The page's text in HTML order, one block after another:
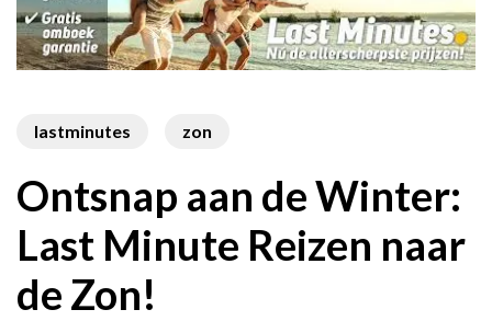
lastminutes zon
Ontsnap aan de Winter:
Last Minute Reizen naar
de Zon!